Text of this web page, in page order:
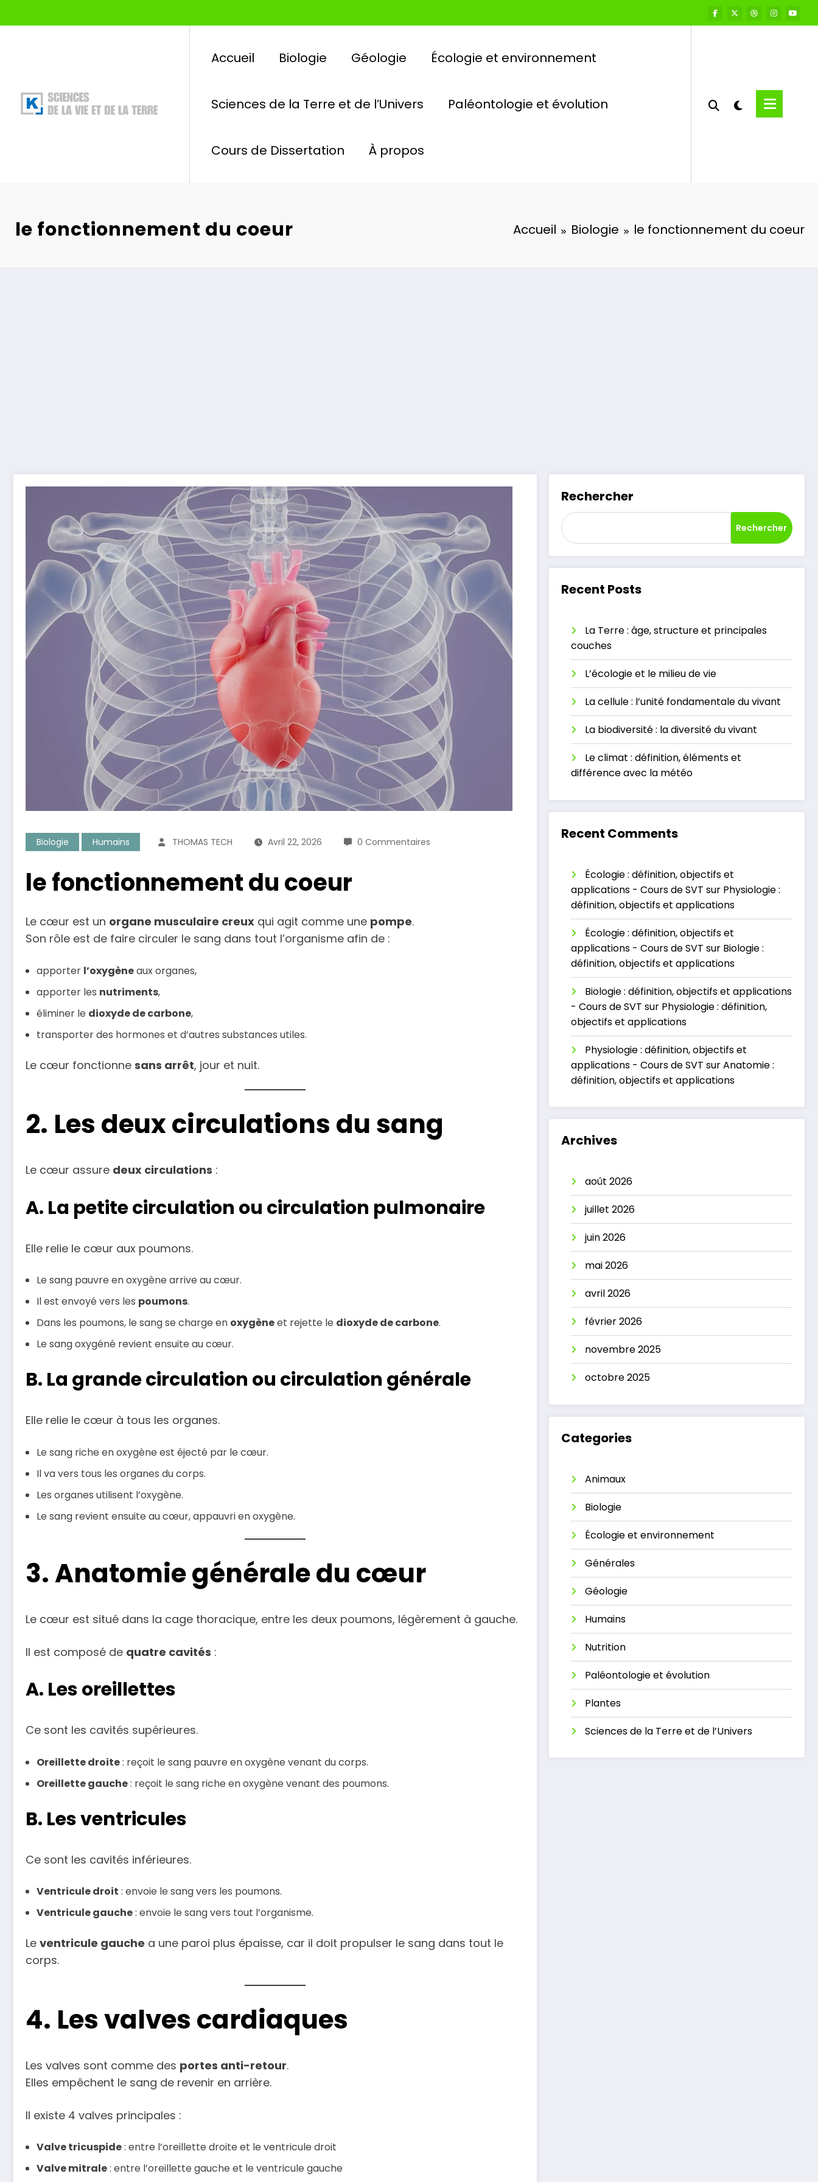
au
Accueil Biologie Géologie Écologie et environnement
Sciences de la Terre et de l’Univers Paléontologie et évolution
Cours de Dissertation À propos
le fonctionnement du coeur Accueil Biologie le fonctionnement du coeur
Biologie Humains THOMAS TECH Avril 22, 2026 0 Commentaires
le fonctionnement du coeur
Le cœur est un organe musculaire creux qui agit comme une pompe.
Son rôle est de faire circuler le sang dans tout l’organisme afin de :
apporter l’oxygèneaux organes,
apporter les nutriments,
éliminer le dioxyde de carbone,
transporter des hormones et d’autres substances utiles.
Le cœur fonctionne sans arrêt, jour et nuit.
2. Les deux circulations du sang
Le cœur assure deux circulations :
A. La petite circulation ou circulation pulmonaire
Elle relie le cœur aux poumons.
Le sang pauvre en oxygène arrive au cœur.
Il est envoyé vers les poumons.
Dans les poumons, le sang se charge en oxygèneet rejette le dioxyde de carbone.
Le sang oxygéné revient ensuite au cœur.
B. La grande circulation ou circulation générale
Elle relie le cœur à tous les organes.
Le sang riche en oxygène est éjecté par le cœur.
Il va vers tous les organes du corps.
Les organes utilisent l’oxygène.
Le sang revient ensuite au cœur, appauvri en oxygène.
3. Anatomie générale du cœur
Le cœur est situé dans la cage thoracique, entre les deux poumons, légèrement à gauche.
Il est composé de quatre cavités :
A. Les oreillettes
Ce sont les cavités supérieures.
Oreillette droite: reçoit le sang pauvre en oxygène venant du corps.
Oreillette gauche: reçoit le sang riche en oxygène venant des poumons.
B. Les ventricules
Ce sont les cavités inférieures.
Ventricule droit : envoie le sang vers les poumons.
Ventricule gauche: envoie le sang vers tout l’organisme.
Le ventricule gauche a une paroi plus épaisse, car il doit propulser le sang dans tout le
corps.
4. Les valves cardiaques
Les valves sont comme des portes anti-retour.
Elles empêchent le sang de revenir en arrière.
Il existe 4 valves principales :
Valve tricuspide: entre l’oreillette droite et le ventricule droit
Valve mitrale: entre l’oreillette gauche et le ventricule gauche
Rechercher
Rechercher
Recent Posts
La Terre : âge, structure et principales
couches
L’écologie et le milieu de vie
La cellule : l’unité fondamentale du vivant
La biodiversité : la diversité du vivant
Le climat : définition, éléments et
différence avec la météo
Recent Comments
Écologie : définition, objectifs et
applications - Cours de SVT sur Physiologie :
définition, objectifs et applications
Écologie : définition, objectifs et
applications - Cours de SVT sur Biologie :
définition, objectifs et applications
Biologie : définition, objectifs et applications
- Cours de SVT sur Physiologie : définition,
objectifs et applications
Physiologie : définition, objectifs et
applications - Cours de SVT surAnatomie :
définition, objectifs et applications
Archives
août 2026
juillet 2026
juin 2026
mai 2026
avril 2026
février 2026
novembre 2025
octobre 2025
Categories
Animaux
Biologie
Écologie et environnement
Générales
Géologie
Humains
Nutrition
Paléontologie et évolution
Plantes
Sciences de la Terre et de l’Univers